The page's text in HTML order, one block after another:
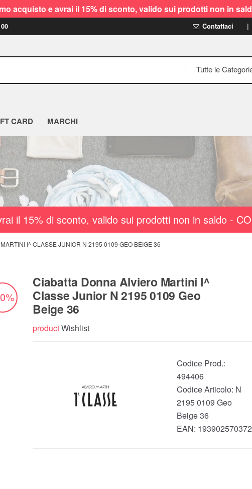
acquisto e avrai il 15% di sconto, valido sui prodotti non in
Contattaci
CARD MARCHI
il 15% di sconto, valido sui prodotti non in saldo -
I^ CLASSE JUNIOR N 2195 0109 GEO BEIGE 36
Ciabatta Donna Alviero Martini I^
Classe Junior N 2195 0109 Geo
Beige 36
productWishlist
Codice Prod.:
494406
Codice Articolo: N
2195 0109 Geo
Beige 36
EAN: 193902570372